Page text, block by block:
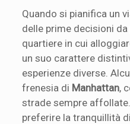
Quando si pianifica un
delle prime decisioni
quartiere in cui
un suo carattere
esperienze diverse.
frenesia di Manhattan,
strade sempre
preferire la tranquillità di